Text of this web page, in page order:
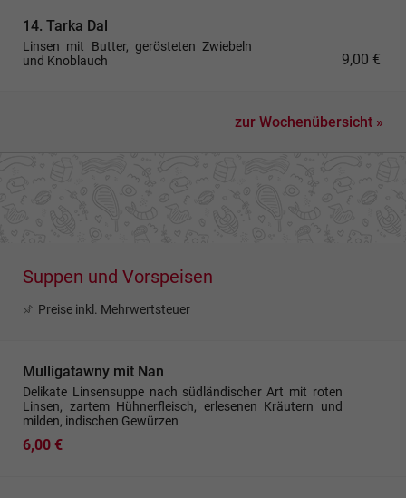
14. Tarka Dal
Linsen mit Butter, gerösteten Zwiebeln
und Knoblauch
9,00 €
zur Wochenübersicht »
Suppen und Vorspeisen
Preise inkl. Mehrwertsteuer
Mulligatawny mit Nan
Delikate Linsensuppe nach südländischer Art mit roten
Linsen, zartem Hühnerfleisch, erlesenen Kräutern und
milden, indischen Gewürzen
6,00 €